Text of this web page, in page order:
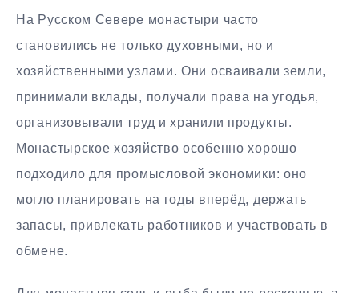
На Русском Севере монастыри часто
становились не только духовными, но и
хозяйственными узлами. Они осваивали земли,
принимали вклады, получали права на угодья,
организовывали труд и хранили продукты.
Монастырское хозяйство особенно хорошо
подходило для промысловой экономики: оно
могло планировать на годы вперёд, держать
запасы, привлекать работников и участвовать в
обмене.